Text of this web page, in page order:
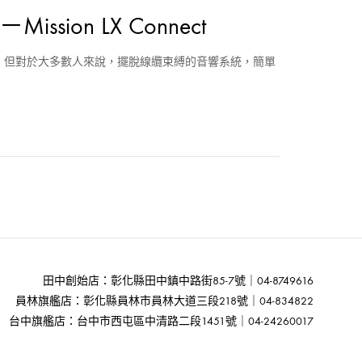
LX Connect
對於大多數人來說，擺脫線纜束縛的音響系統，簡單
田中創始店：彰化縣田中鎮中路街85-7號｜04-8749616
員林旗艦店：彰化縣員林市員林大道三段218號｜04-834822
台中旗艦店：台中市西屯區中清路二段1451號｜04-24260017